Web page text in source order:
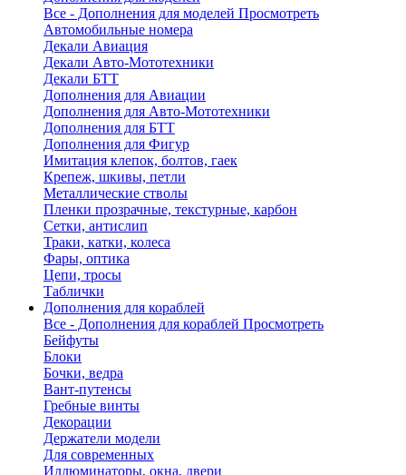
Все - Дополнения для моделей Просмотреть
Автомобильные номера
Декали Авиация
Декали Авто-Мототехники
Декали БТТ
Дополнения для Авиации
Дополнения для Авто-Мототехники
Дополнения для БТТ
Дополнения для Фигур
Имитация клепок, болтов, гаек
Крепеж, шкивы, петли
Металлические стволы
Пленки прозрачные, текстурные, карбон
Сетки, антислип
Траки, катки, колеса
Фары, оптика
Цепи, тросы
Таблички
Дополнения для кораблей
Все - Дополнения для кораблей Просмотреть
Бейфуты
Блоки
Бочки, ведра
Вант-путенсы
Гребные винты
Декорации
Держатели модели
Для современных
Иллюминаторы, окна, двери